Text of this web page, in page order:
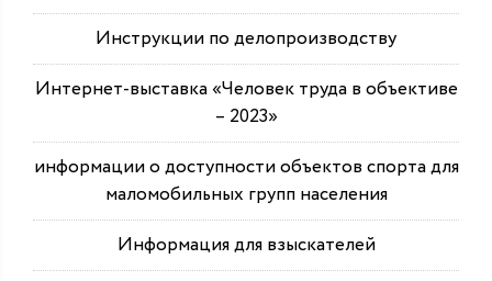
Инструкции по делопроизводству
Интернет-выставка «Человек труда в объективе
– 2023»
информации о доступности объектов спорта для
маломобильных групп населения
Информация для взыскателей